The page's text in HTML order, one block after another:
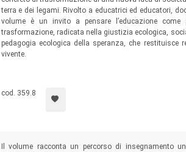
terra e dei legami. Rivolto a educatrici ed educatori,
volume è un invito a pensare l’educazione
trasformazione, radicata nella giustizia ecologica,
pedagogia ecologica della speranza, che
vivente.
cod. 359.8
Il volume racconta un percorso di insegnamento